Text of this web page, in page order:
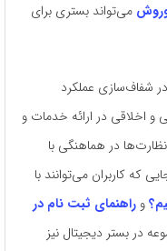
می‌تواند بستری برای
شفاف‌سازی عملکرد
و اخلاقی در ارائه خدمات و
در هماهنگی با
که کاربران می‌توانند با
و راهنمای ثبت نام در
در بستر دیجیتال نیز